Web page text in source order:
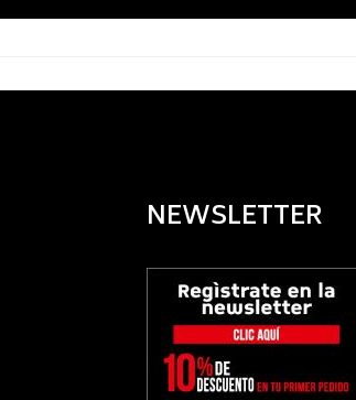
NEWSLETTER